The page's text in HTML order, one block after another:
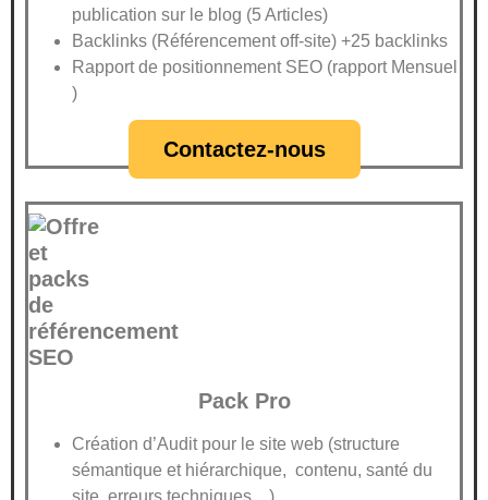
publication sur le blog (5 Articles)
Backlinks (Référencement off-site) +25 backlinks
Rapport de positionnement SEO (rapport Mensuel
)
Contactez-nous
Pack Pro
Création d’Audit pour le site web (structure
sémantique et hiérarchique, contenu, santé du